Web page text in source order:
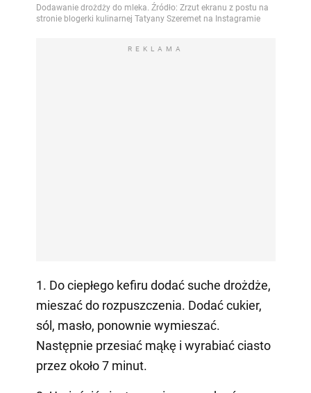
REKLAMA
1. Do ciepłego kefiru dodać suche drożdże,
mieszać do rozpuszczenia. Dodać cukier,
sól, masło, ponownie wymieszać.
Następnie przesiać mąkę i wyrabiać ciasto
przez około 7 minut.